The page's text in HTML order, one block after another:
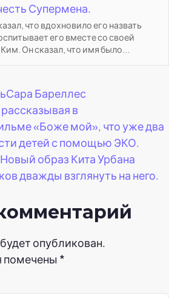
Супермена.
что вдохновило его назвать
его вместе со своей
Он сказал, что имя было...
Сара Бареллес
в
«Боже мой», что уже два
детей с помощью ЭКО.
Новый образ Кита Урбана
дважды взглянуть на него.
опубликован.
помечены *